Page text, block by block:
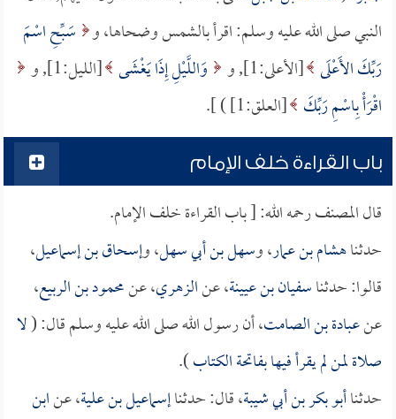
النبي صلى الله عليه وسلم: اقرأ بالشمس وضحاها، و سَبِّحِ اسْمَ
رَبِّكَ الأَعْلَى [الأعلى:1], و وَاللَّيْلِ إِذَا يَغْشَى [الليل:1], و
اقْرَأْ بِاسْمِ رَبِّكَ [العلق:1] ) ].
باب القراءة خلف الإمام
قال المصنف رحمه الله: [ باب القراءة خلف الإمام.
حدثناهشام بن عمار، وسهل بن أبي سهل، وإسحاق بن إسماعيل،
قالوا: حدثناسفيان بن عيينة، عنالزهري، عنمحمود بن الربيع،
عنعبادة بن الصامت، أن رسول الله صلى الله عليه وسلم قال: (لا
صلاة لمن لم يقرأ فيها بفاتحة الكتاب).
حدثناأبو بكر بن أبي شيبة، قال: حدثناإسماعيل بن علية، عنابن